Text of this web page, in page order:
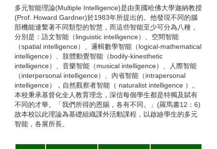
多元智能理論(Multiple Intelligence)是由美國哈佛大學迦納教授
(Prof. Howard Gardner)於1983年所提出的。他發現不同的腦
部機能連繫著不同類型的智慧，而這些智能至少可分為八種，
分別是：語文智能（linguistic intelligence）、空間智能
（spatial intelligence）、邏輯數學智能（logical-mathematical
intelligence）、肢體動覺智能（bodily-kinesthetic
intelligence）、音樂智能（musical intelligence）、人際智能
（interpersonal intelligence）、內省智能（intrapersonal
intelligence），自然觀察者智能（ naturalist intelligence ）。
本校秉承基督化全人教育理念，深信每個學生都是特獨及賦有
不同的才華。「我們所得的恩賜，各有不同。」(羅馬書12：6)
故本校以此理論為基礎組織課外活動課程，以啟廸學生的多元
智能，各展所長。